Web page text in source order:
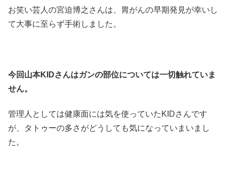
お笑い芸人の宮迫博之さんは、胃がんの早期発見が幸いし
て大事に至らず手術しました。
今回山本KIDさんはガンの部位については一切触れていま
せん。
管理人としては健康面には気を使っていたKIDさんです
が、タトゥーの多さがどうしても気になっていまいまし
た。